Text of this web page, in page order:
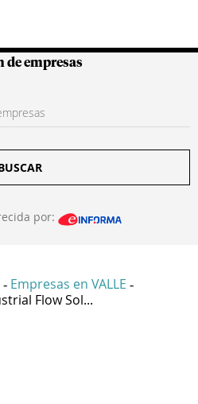
Colombianas
de empresas
por:
- Empresas en VALLE -
Flow Sol...